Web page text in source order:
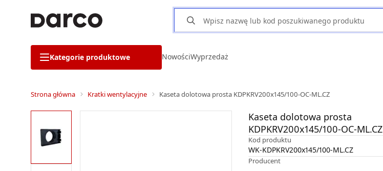
Kategorie produktowe NowościWyprzedaż
Strona główna Kratki wentylacyjne Kaseta dolotowa prosta KDPKRV200x145/100-OC-ML.CZ
Kaseta dolotowa prosta
KDPKRV200x145/100-OC-ML.CZ
Kod produktu
WK-KDPKRV200x145/100-ML.CZ
Producent